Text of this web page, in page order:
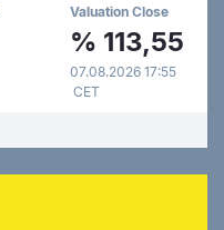
Valuation Close
% 113,55
07.08.2026 17:55
CET